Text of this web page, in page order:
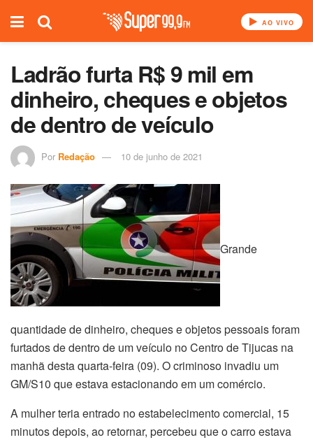
AO VIVO
Ladrão furta R$ 9 mil em
dinheiro, cheques e objetos
de dentro de veículo
Por Redação 10 de junho de 2021
Grande
quantidade de dinheiro, cheques e objetos pessoais foram
furtados de dentro de um veículo no Centro de Tijucas na
manhã desta quarta-feira (09). O criminoso invadiu um
GM/S10 que estava estacionando em um comércio.
A mulher teria entrado no estabelecimento comercial, 15
minutos depois, ao retornar, percebeu que o carro estava